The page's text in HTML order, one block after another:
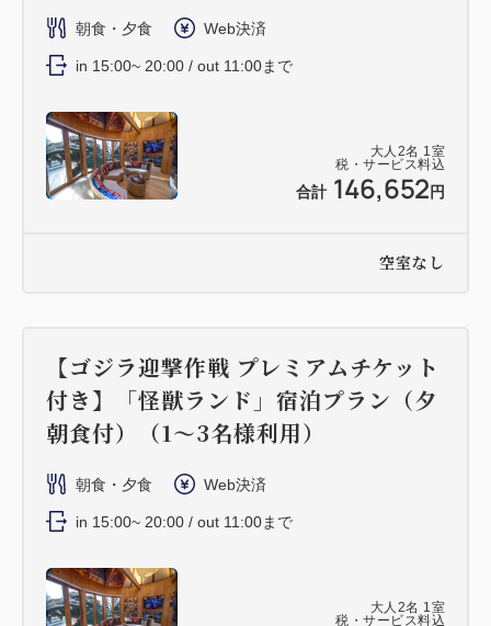
大人 2名 1 室
税・サービス料込
合計 146,652 円
朝食・夕食 Web決済
in 15:00~ 20:00 / out 11:00まで
空室なし
大人 2名 1 室
税・サービス料込
【ゴジラ迎撃作戦 プレミアムチケット
付き】「怪獣ランド」宿泊プラン（夕
朝食付）（1～3名様利用）
朝食・夕食 Web決済
in 15:00~ 20:00 / out 11:00まで